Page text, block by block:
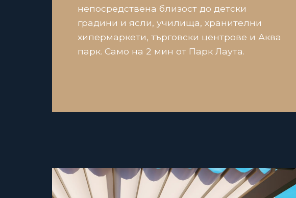
непосредствена близост до детски
градини и ясли, училища, хранителни
хипермаркети, търговски центрове и Аква
парк. Само на 2 мин от Парк Лаута.